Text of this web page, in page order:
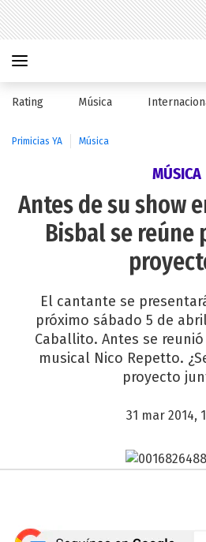
Rating Música
Primicias YA Música
MÚSICA
Antes de su show
Bisbal se reúne
El cantante se
próximo sábado 5 de
Caballito. Antes se
musical Nico Repetto.
proyecto
31 mar 2014,